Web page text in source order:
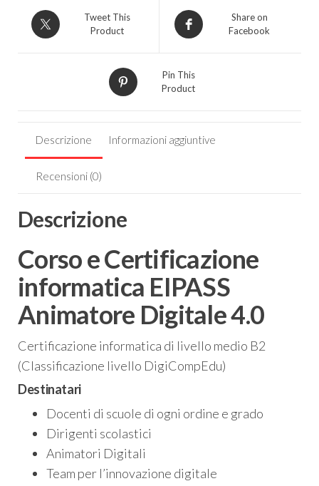
Tweet This
Product
Share on
Facebook
Pin This
Product
Descrizione Informazioni aggiuntive
Recensioni (0)
Descrizione
Corso e Certificazione
informatica EIPASS
Animatore Digitale 4.0
Certificazione informatica di livello medio B2
(Classificazione livello DigiCompEdu)
Destinatari
Docenti di scuole di ogni ordine e grado
Dirigenti scolastici
Animatori Digitali
Team per l’innovazione digitale